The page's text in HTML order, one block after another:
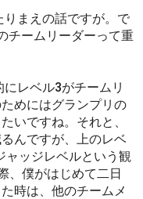
りまえの話ですが。で
チームリーダーって重
レベル3がチームリ
めにはグランプリの
いですね。それと、
んですが、上のレベ
ャッジレベルという観
、僕がはじめて二日
時は、他のチームメ